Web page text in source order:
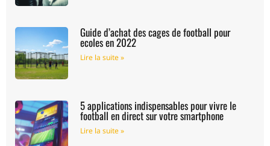
Guide d’achat des cages de football pour
ecoles en 2022
Lire la suite »
5 applications indispensables pour vivre le
football en direct sur votre smartphone
Lire la suite »